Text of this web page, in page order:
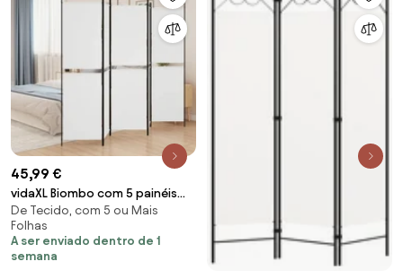
45,99 €
vidaXL Biombo com 5 painéis
250x200 cm tecido branco
De Tecido, com 5 ou Mais
Folhas
A ser enviado dentro de 1
semana